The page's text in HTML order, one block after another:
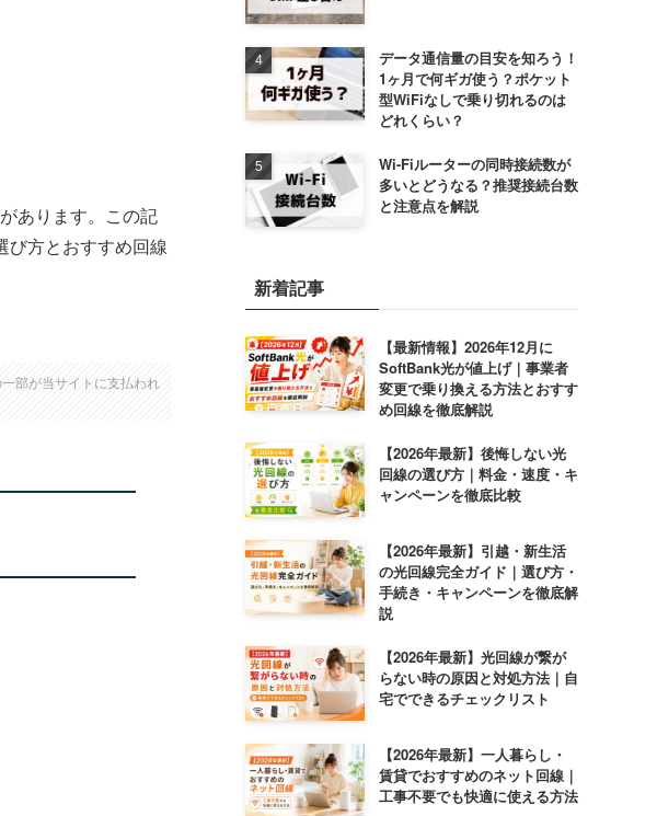
あります。この記
び方とおすすめ回線
部が当サイトに支払われ
データ通信量の目安を知ろう！
1ヶ月で何ギガ使う？ポケット
型WiFiなしで乗り切れるのは
どれくらい？
Wi-Fiルーターの同時接続数が
多いとどうなる？推奨接続台数
と注意点を解説
新着記事
【最新情報】2026年12月に
SoftBank光が値上げ｜事業者
変更で乗り換える方法とおすす
め回線を徹底解説
【2026年最新】後悔しない光
回線の選び方｜料金・速度・キ
ャンペーンを徹底比較
【2026年最新】引越・新生活
の光回線完全ガイド｜選び方・
手続き・キャンペーンを徹底解
説
【2026年最新】光回線が繋が
らない時の原因と対処方法｜自
宅でできるチェックリスト
【2026年最新】一人暮らし・
賃貸でおすすめのネット回線｜
工事不要でも快適に使える方法